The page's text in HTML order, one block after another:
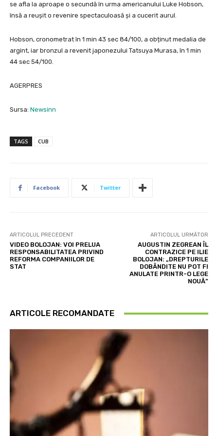
se afla la aproape o secundă în urma americanului Luke Hobson,
însă a reușit o revenire spectaculoasă și a cucerit aurul.
Hobson, cronometrat în 1 min 43 sec 84/100, a obținut medalia de
argint, iar bronzul a revenit japonezului Tatsuya Murasa, în 1 min
44 sec 54/100.
AGERPRES
Sursa: Newsinn
TAGS CUB
Facebook Twitter
ARTICOLUL PRECEDENT
VIDEO BOLOJAN: VOI PRELUA
RESPONSABILITATEA PRIVIND
REFORMA COMPANIILOR DE
STAT
ARTICOLUL URMĂTOR
AUGUSTIN ZEGREAN ÎL
CONTRAZICE PE ILIE
BOLOJAN: „DREPTURILE
DOBÂNDITE NU POT FI
ANULATE PRINTR-O LEGE
NOUĂ”
ARTICOLE RECOMANDATE